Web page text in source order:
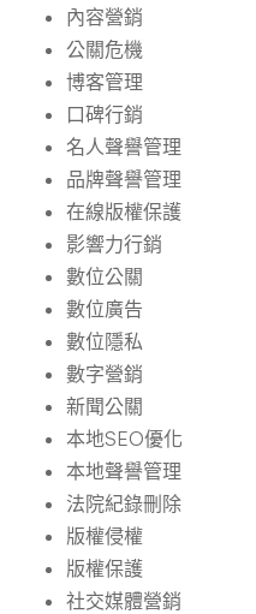
內容營銷
公關危機
博客管理
口碑行銷
名人聲譽管理
品牌聲譽管理
在線版權保護
影響力行銷
數位公關
數位廣告
數位隱私
數字營銷
新聞公關
本地SEO優化
本地聲譽管理
法院紀錄刪除
版權侵權
版權保護
社交媒體營銷